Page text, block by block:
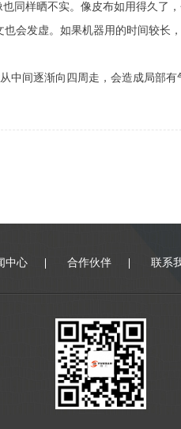
同样晒不实。像皮布如用得久了，
会发虚。如果机器用的时间较长
间逐渐向四周走，会造成局部有
中心 合作伙伴 联系